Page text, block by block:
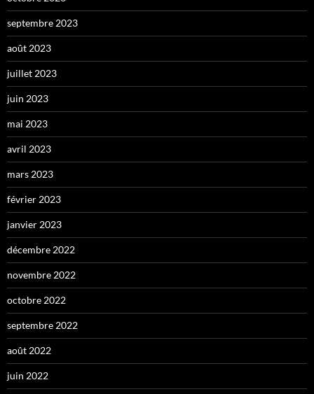
septembre 2023
août 2023
juillet 2023
juin 2023
mai 2023
avril 2023
mars 2023
février 2023
janvier 2023
décembre 2022
novembre 2022
octobre 2022
septembre 2022
août 2022
juin 2022